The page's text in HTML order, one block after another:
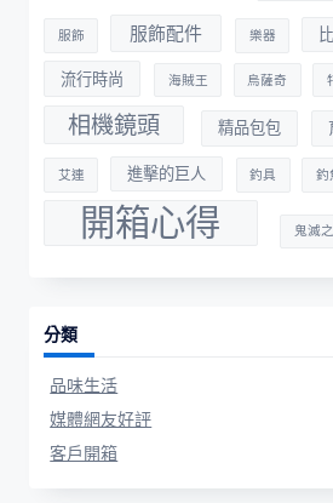
服飾 服飾配件 樂器
流行時尚 海賊王 烏薩奇
相機鏡頭 精品包包
艾連 進擊的巨人 釣具 釣
開箱心得 鬼滅
分類
品味生活
媒體網友好評
客戶開箱